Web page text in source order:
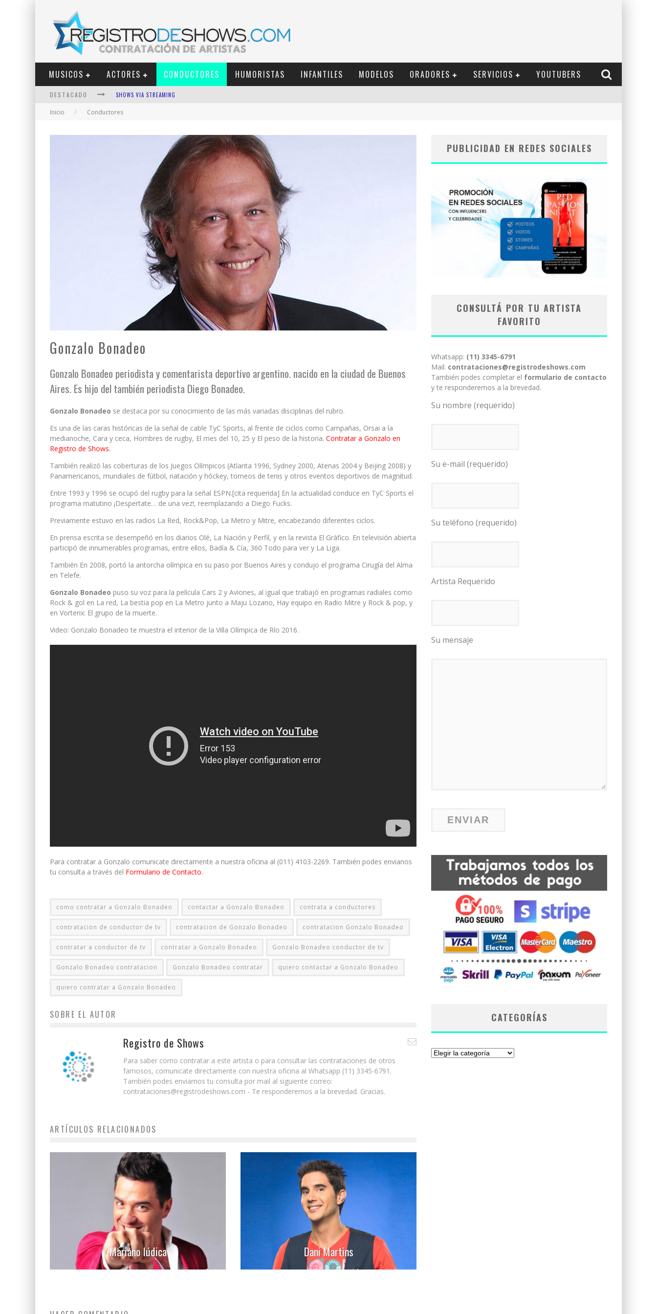
MUSICOS ACTORES CONDUCTORES HUMORISTAS INFANTILES MODELOS ORADORES SERVICIOS YOUTUBERS
DESTACADO SHOWS VIA STREAMING
LIT KILLAH
LOS ÁNGELES AZULES
Inicio Conductores
Gonzalo Bonadeo
Gonzalo Bonadeo periodista y comentarista deportivo argentino. nacido en la ciudad de Buenos
Aires. Es hijo del también periodista Diego Bonadeo.
Gonzalo Bonadeo se destaca por su conocimiento de las más variadas disciplinas del rubro.
Es una de las caras históricas de la señal de cable TyC Sports, al frente de ciclos como Campañas, Orsai a la
medianoche, Cara y ceca, Hombres de rugby, El mes del 10, 25 y El peso de la historia. Contratar a Gonzalo en
Registro de Shows.
También realizó las coberturas de los Juegos Olímpicos (Atlanta 1996, Sydney 2000, Atenas 2004 y Beijing 2008) y
Panamericanos, mundiales de fútbol, natación y hóckey, torneos de tenis y otros eventos deportivos de magnitud.
Entre 1993 y 1996 se ocupó del rugby para la señal ESPN.[cita requerida] En la actualidad conduce en TyC Sports el
programa matutino ¡Despertate… de una vez!, reemplazando a Diego Fucks.
Previamente estuvo en las radios La Red, Rock&Pop, La Metro y Mitre, encabezando diferentes ciclos.
En prensa escrita se desempeñó en los diarios Olé, La Nación y Perfil, y en la revista El Gráfico. En televisión abierta
participó de innumerables programas, entre ellos, Badía & Cía, 360 Todo para ver y La Liga.
También En 2008, portó la antorcha olímpica en su paso por Buenos Aires y condujo el programa Cirugía del Alma
en Telefe.
Gonzalo Bonadeo puso su voz para la película Cars 2 y Aviones, al igual que trabajó en programas radiales como
Rock & gol en La red, La bestia pop en La Metro junto a Maju Lozano, Hay equipo en Radio Mitre y Rock & pop, y
en Vorterix: El grupo de la muerte.
Video: Gonzalo Bonadeo te muestra el interior de la Villa Olímpica de Río 2016.
Para contratar a Gonzalo comunicate directamente a nuestra oficina al (011) 4103-2269. También podes envianos
tu consulta a través del Formulario de Contacto.
como contratar a Gonzalo Bonadeo contactar a Gonzalo Bonadeo contrata a conductores
contratacion de conductor de tv contratacion de Gonzalo Bonadeo contratacion Gonzalo Bonadeo
contratar a conductor de tv contratar a Gonzalo Bonadeo Gonzalo Bonadeo conductor de tv
Gonzalo Bonadeo contratacion Gonzalo Bonadeo contratar quiero contactar a Gonzalo Bonadeo
quiero contratar a Gonzalo Bonadeo
SOBRE EL AUTOR
Registro de Shows
Para saber como contratar a este artista o para consultar las contrataciones de otros
famosos, comunicate directamente con nuestra oficina al Whatsapp (11) 3345-6791.
También podes enviarnos tu consulta por mail al siguiente correo:
contrataciones@registrodeshows.com - Te responderemos a la brevedad. Gracias.
ARTÍCULOS RELACIONADOS
Mariano Iúdica Dani Martins
PUBLICIDAD EN REDES SOCIALES
CONSULTÁ POR TU ARTISTA
FAVORITO
Whatsapp: (11) 3345-6791
Mail: contrataciones@registrodeshows.com
También podes completar el formulario de contacto
y te responderemos a la brevedad.
Su nombre (requerido)
Su e-mail (requerido)
Su teléfono (requerido)
Artista Requerido
Su mensaje
CATEGORÍAS
Categorías